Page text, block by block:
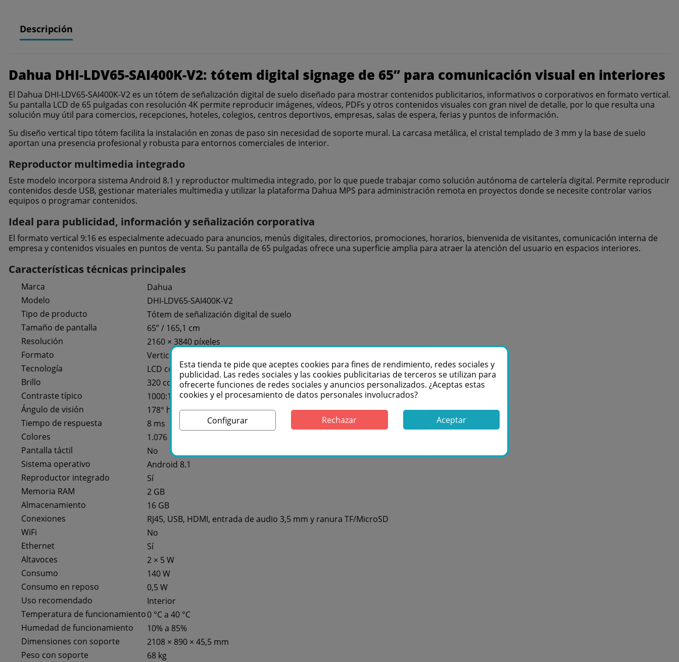
Descripción
Dahua DHI-LDV65-SAI400K-V2: tótem digital signage de 65” para comunicación visual en interiores
El Dahua DHI-LDV65-SAI400K-V2 es un tótem de señalización digital de suelo diseñado para mostrar contenidos publicitarios, informativos o corporativos en formato vertical.
Su pantalla LCD de 65 pulgadas con resolución 4K permite reproducir imágenes, vídeos, PDFs y otros contenidos visuales con gran nivel de detalle, por lo que resulta una
solución muy útil para comercios, recepciones, hoteles, colegios, centros deportivos, empresas, salas de espera, ferias y puntos de información.
Su diseño vertical tipo tótem facilita la instalación en zonas de paso sin necesidad de soporte mural. La carcasa metálica, el cristal templado de 3 mm y la base de suelo
aportan una presencia profesional y robusta para entornos comerciales de interior.
Reproductor multimedia integrado
Este modelo incorpora sistema Android 8.1 y reproductor multimedia integrado, por lo que puede trabajar como solución autónoma de cartelería digital. Permite reproducir
contenidos desde USB, gestionar materiales multimedia y utilizar la plataforma Dahua MPS para administración remota en proyectos donde se necesite controlar varios
equipos o programar contenidos.
Ideal para publicidad, información y señalización corporativa
El formato vertical 9:16 es especialmente adecuado para anuncios, menús digitales, directorios, promociones, horarios, bienvenida de visitantes, comunicación interna de
empresa y contenidos visuales en puntos de venta. Su pantalla de 65 pulgadas ofrece una superficie amplia para atraer la atención del usuario en espacios interiores.
Características técnicas principales
Marca
Dahua
Modelo
DHI-LDV65-SAI400K-V2
Tipo de producto
Tótem de señalización digital de suelo
Tamaño de pantalla
65” / 165,1 cm
Resolución
2160 × 3840 píxeles
Formato
Vertical 9:16
Tecnología
LCD con retroiluminación LED
Brillo
320 cd/m²
Contraste típico
1000:1
Ángulo de visión
178° horizontal / 178° vertical
Tiempo de respuesta
8 ms
Colores
1.076 millones de colores
Pantalla táctil
No
Sistema operativo
Android 8.1
Reproductor integrado
Sí
Memoria RAM
2 GB
Almacenamiento
16 GB
Conexiones
RJ45, USB, HDMI, entrada de audio 3,5 mm y ranura TF/MicroSD
WiFi
No
Ethernet
Sí
Altavoces
2 × 5 W
Consumo
140 W
Consumo en reposo
0,5 W
Uso recomendado
Interior
Temperatura de funcionamiento0 °C a 40 °C
Humedad de funcionamiento
10% a 85%
Dimensiones con soporte
2108 × 890 × 45,5 mm
Peso con soporte
68 kg
Esta tienda te pide que aceptes cookies para fines de rendimiento, redes sociales y
publicidad. Las redes sociales y las cookies publicitarias de terceros se utilizan para
ofrecerte funciones de redes sociales y anuncios personalizados. ¿Aceptas estas
cookies y el procesamiento de datos personales involucrados?
Configurar Rechazar Aceptar